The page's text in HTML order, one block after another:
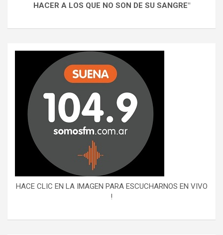
HACER A LOS QUE NO SON DE SU SANGRE"
HACE CLIC EN LA IMAGEN PARA ESCUCHARNOS EN VIVO
!